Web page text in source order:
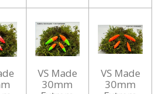
VS Made
30mm
VS Made
30mm